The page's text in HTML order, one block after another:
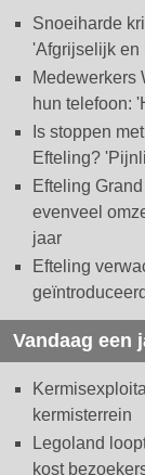
Snoeiharde
'Afgrijselijk en
Medewerkers
hun telefoon:
Is stoppen
Efteling?
Efteling
evenveel
jaar
Efteling
Vandaag een
kermisterrein
Legoland
kost